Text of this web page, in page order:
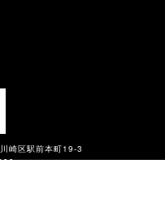
崎区駅前本町19-3